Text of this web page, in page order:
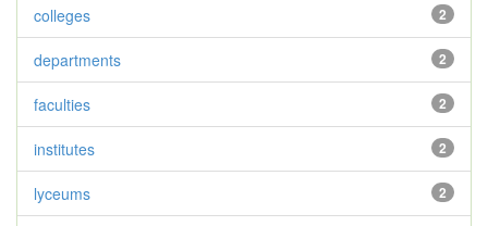
2
colleges
2
departments
2
faculties
2
institutes
2
lyceums